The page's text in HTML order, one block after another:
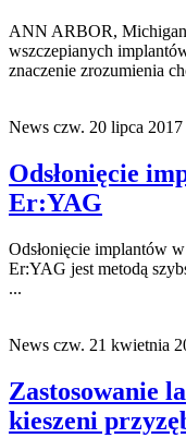
ANN ARBOR,
wszczepianych
znaczenie zrozumienia
News czw. 20 lipca 2017
Odsłonięcie
Er:YAG
Odsłonięcie implantów
Er:YAG jest metodą
...
News czw. 21 kwietnia
Zastosowanie
kieszeni